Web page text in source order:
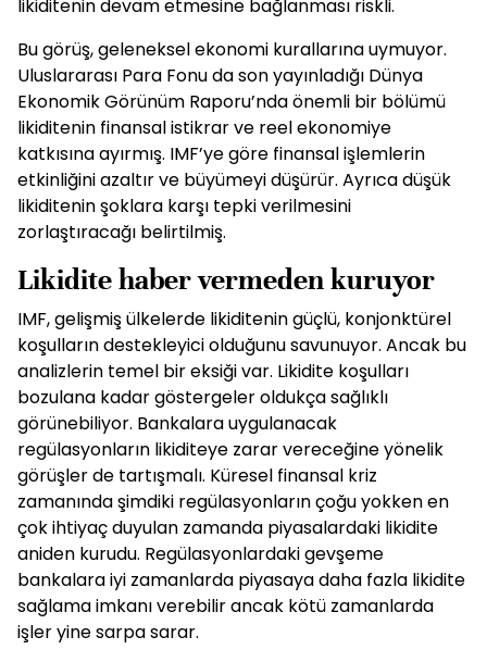
likiditenin devam etmesine bağlanması riskli.
Bu görüş, geleneksel ekonomi kurallarına uymuyor.
Uluslararası Para Fonu da son yayınladığı Dünya
Ekonomik Görünüm Raporu’nda önemli bir bölümü
likiditenin finansal istikrar ve reel ekonomiye
katkısına ayırmış. IMF’ye göre finansal işlemlerin
etkinliğini azaltır ve büyümeyi düşürür. Ayrıca düşük
likiditenin şoklara karşı tepki verilmesini
zorlaştıracağı belirtilmiş.
Likidite haber vermeden kuruyor
IMF, gelişmiş ülkelerde likiditenin güçlü, konjonktürel
koşulların destekleyici olduğunu savunuyor. Ancak bu
analizlerin temel bir eksiği var. Likidite koşulları
bozulana kadar göstergeler oldukça sağlıklı
görünebiliyor. Bankalara uygulanacak
regülasyonların likiditeye zarar vereceğine yönelik
görüşler de tartışmalı. Küresel finansal kriz
zamanında şimdiki regülasyonların çoğu yokken en
çok ihtiyaç duyulan zamanda piyasalardaki likidite
aniden kurudu. Regülasyonlardaki gevşeme
bankalara iyi zamanlarda piyasaya daha fazla likidite
sağlama imkanı verebilir ancak kötü zamanlarda
işler yine sarpa sarar.